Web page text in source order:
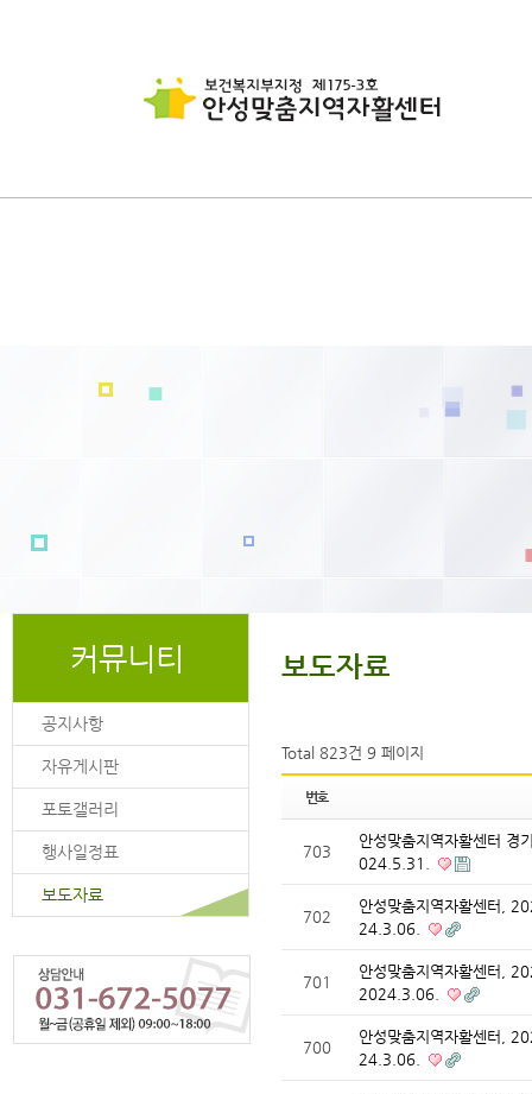
커뮤니티
공지사항
자유게시판
포토갤러리
행사일정표
보도자료
보도자료
Total 823건 9 페이지
번호
703
안성맞춤지역자활센터 경
024.5.31.
702
안성맞춤지역자활센터,
24.3.06.
701
안성맞춤지역자활센터,
2024.3.06.
700
안성맞춤지역자활센터,
24.3.06.